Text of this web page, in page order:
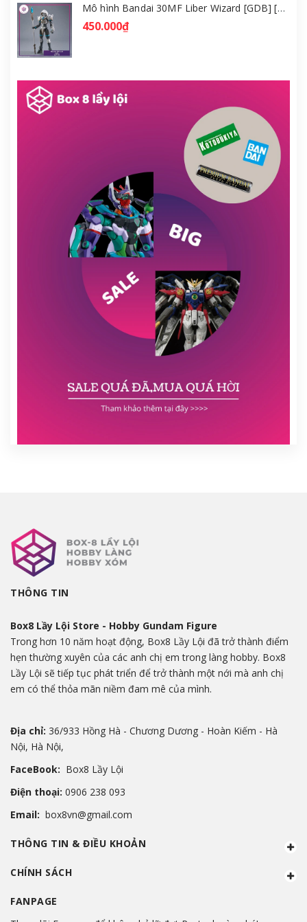
Mô hình Bandai 30MF Liber Wizard [GDB] [30MF]
450.000₫
THÔNG TIN
Box8 Lầy Lội Store - Hobby Gundam Figure
Trong hơn 10 năm hoạt động, Box8 Lầy Lội đã trở thành điểm
hẹn thường xuyên của các anh chị em trong làng hobby. Box8
Lầy Lội sẽ tiếp tục phát triển để trở thành một nới mà anh chị
em có thể thỏa mãn niềm đam mê của mình.
Địa chỉ: 36/933 Hồng Hà - Chương Dương - Hoàn Kiếm - Hà
Nội, Hà Nội,
FaceBook: Box8 Lầy Lội
Điện thoại: 0906 238 093
Email: box8vn@gmail.com
THÔNG TIN & ĐIỀU KHOẢN
CHÍNH SÁCH
FANPAGE